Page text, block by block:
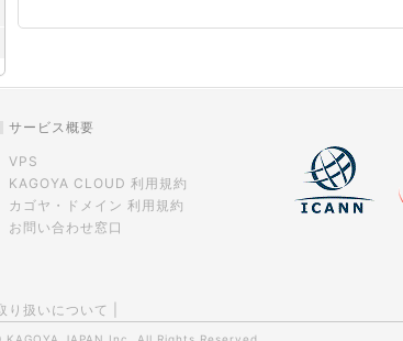
サービス概要
VPS
KAGOYA CLOUD 利用規約
カゴヤ・ドメイン 利用規約
お問い合わせ窓口
り扱いについて